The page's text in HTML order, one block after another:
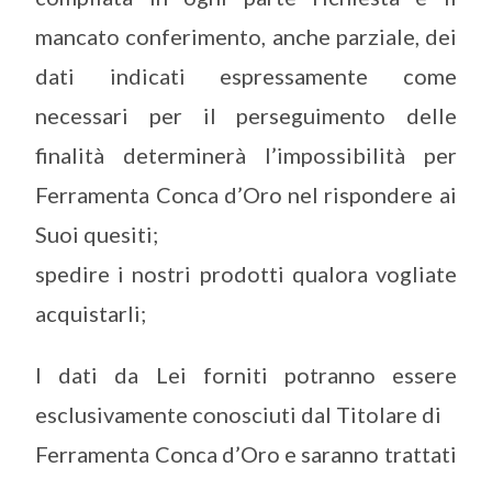
mancato conferimento, anche parziale, dei
dati indicati espressamente come
necessari per il perseguimento delle
finalità determinerà l’impossibilità per
Ferramenta Conca d’Oro nel rispondere ai
Suoi quesiti;
spedire i nostri prodotti qualora vogliate
acquistarli;
I dati da Lei forniti potranno essere
esclusivamente conosciuti dal Titolare di
Ferramenta Conca d’Oro e saranno trattati